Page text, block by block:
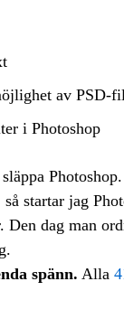
av PSD-
i Photoshop
startar jag
Den dag man
spänn. Alla